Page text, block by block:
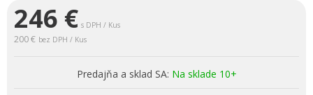
246 € s DPH / Kus
200 € bez DPH / Kus
Predajňa a sklad SA: Na sklade 10+